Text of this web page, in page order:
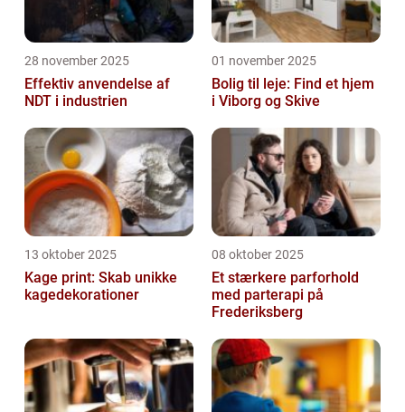
28 november 2025
Effektiv anvendelse af
NDT i industrien
01 november 2025
Bolig til leje: Find et hjem
i Viborg og Skive
13 oktober 2025
Kage print: Skab unikke
kagedekorationer
08 oktober 2025
Et stærkere parforhold
med parterapi på
Frederiksberg